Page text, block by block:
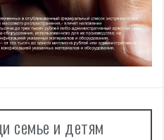
семье и детям